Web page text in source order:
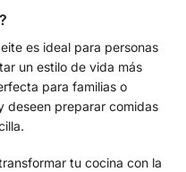
es ideal para personas
un estilo de vida más
para familias o
deseen preparar comidas
tu cocina con la